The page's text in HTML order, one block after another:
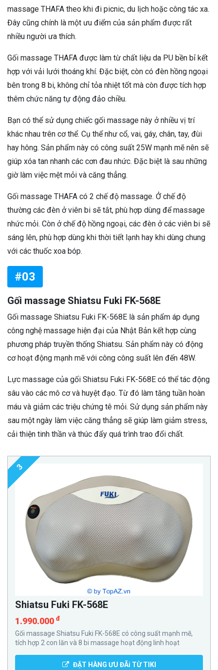
massage THAFA theo khi đi picnic, du lịch hoặc công tác xa.
Đây cũng chính là một ưu điểm của sản phẩm được rất
nhiều người ưa thích.
Gối massage THAFA được làm từ chất liệu da PU bền bỉ kết
hợp với vải lưới thoáng khí. Đặc biệt, còn có đèn hồng ngoại
bên trong 8 bi, không chỉ tỏa nhiệt tốt mà còn được tích hợp
thêm chức năng tự động đảo chiều.
Bạn có thể sử dụng chiếc gối massage này ở nhiều vị trí
khác nhau trên cơ thể. Cụ thể như cổ, vai, gáy, chân, tay, đùi
hay hông. Sản phẩm này có công suất 25W mạnh mẽ nên sẽ
giúp xóa tan nhanh các cơn đau nhức. Đặc biệt là sau những
giờ làm việc mệt mỏi và căng thẳng.
Gối massage THAFA có 2 chế độ massage. Ở chế độ
thường các đèn ở viên bi sẽ tắt, phù hợp dùng để massage
nhức mỏi. Còn ở chế độ hồng ngoại, các đèn ở các viên bi sẽ
sáng lên, phù hợp dùng khi thời tiết lạnh hay khi dùng chung
với các thuốc xoa bóp.
#03
Gối massage Shiatsu Fuki FK-568E
Gối massage Shiatsu Fuki FK-568E là sản phẩm áp dụng
công nghệ massage hiện đại của Nhật Bản kết hợp cùng
phương pháp truyền thống Shiatsu. Sản phẩm này có động
cơ hoạt động mạnh mẽ với công công suất lên đến 48W.
Lực massage của gối Shiatsu Fuki FK-568E có thể tác động
sâu vào các mô cơ và huyệt đạo. Từ đó làm tăng tuần hoàn
máu và giảm các triệu chứng tê mỏi. Sử dụng sản phẩm này
sau một ngày làm việc căng thẳng sẽ giúp làm giảm stress,
cải thiện tinh thần và thúc đẩy quá trình trao đổi chất.
3
Shiatsu Fuki FK-568E
1.990.000 đ
Gối massage Shiatsu Fuki FK-568E có công suất mạnh mẽ,
tích hợp 2 con lăn và 8 bi massage hoạt động linh hoạt
ĐẶT HÀNG ƯU ĐÃi TỪ TIKI